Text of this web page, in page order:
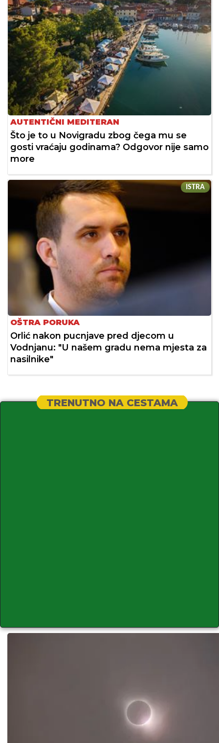
AUTENTIČNI MEDITERAN
Što je to u Novigradu zbog čega mu se
gosti vraćaju godinama? Odgovor nije samo
more
ISTRA
OŠTRA PORUKA
Orlić nakon pucnjave pred djecom u
Vodnjanu: "U našem gradu nema mjesta za
nasilnike"
TRENUTNO NA CESTAMA